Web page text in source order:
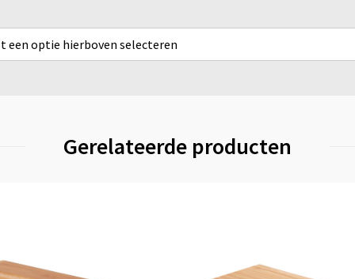
een optie hierboven selecteren
Gerelateerde producten